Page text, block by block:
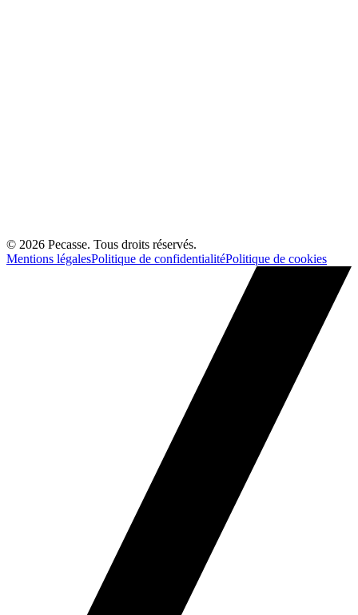
© 2026 Pecasse. Tous droits réservés.
Mentions légalesPolitique de confidentialitéPolitique de cookies